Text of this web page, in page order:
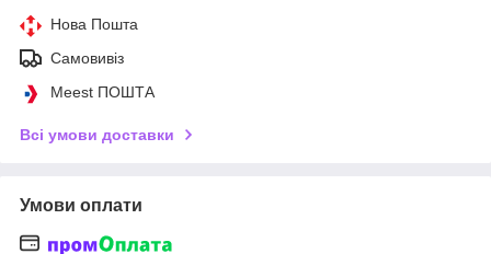
Нова Пошта
Самовивіз
Meest ПОШТА
Всі умови доставки
Умови оплати